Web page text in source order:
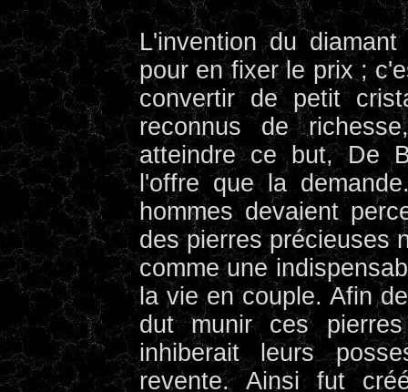
L'invention du
pour en fixer le prix ;
convertir de petit
reconnus de
atteindre ce but, De
l'offre que la
hommes devaient
des pierres précieuses
comme une
la vie en couple. Afin
dut munir ces
inhiberait leurs
revente. Ainsi fut